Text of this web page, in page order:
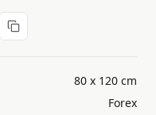
80 x 120 cm
Forex